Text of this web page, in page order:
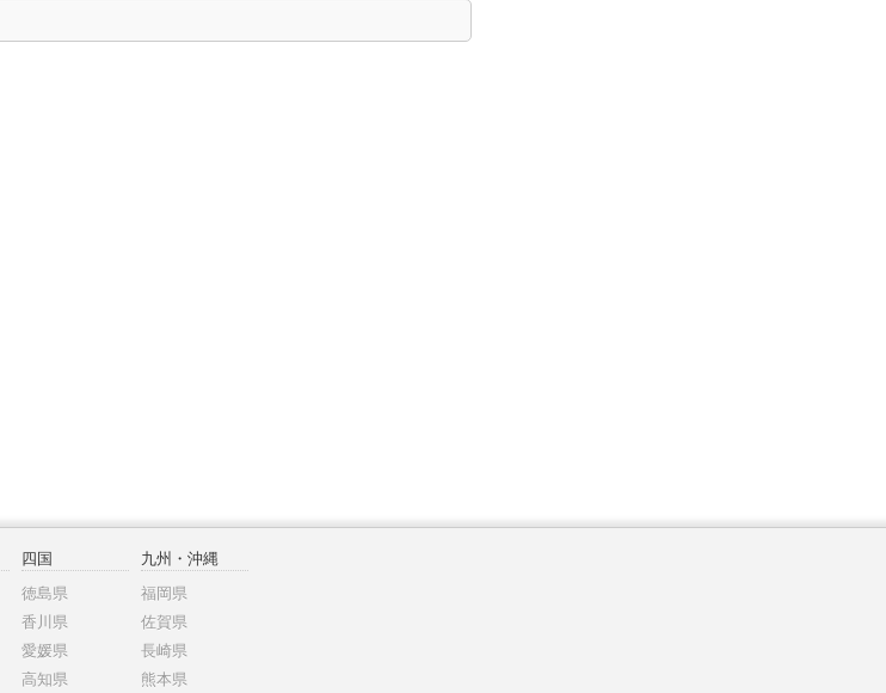
四国
徳島県
香川県
愛媛県
高知県
九州・沖縄
福岡県
佐賀県
長崎県
熊本県